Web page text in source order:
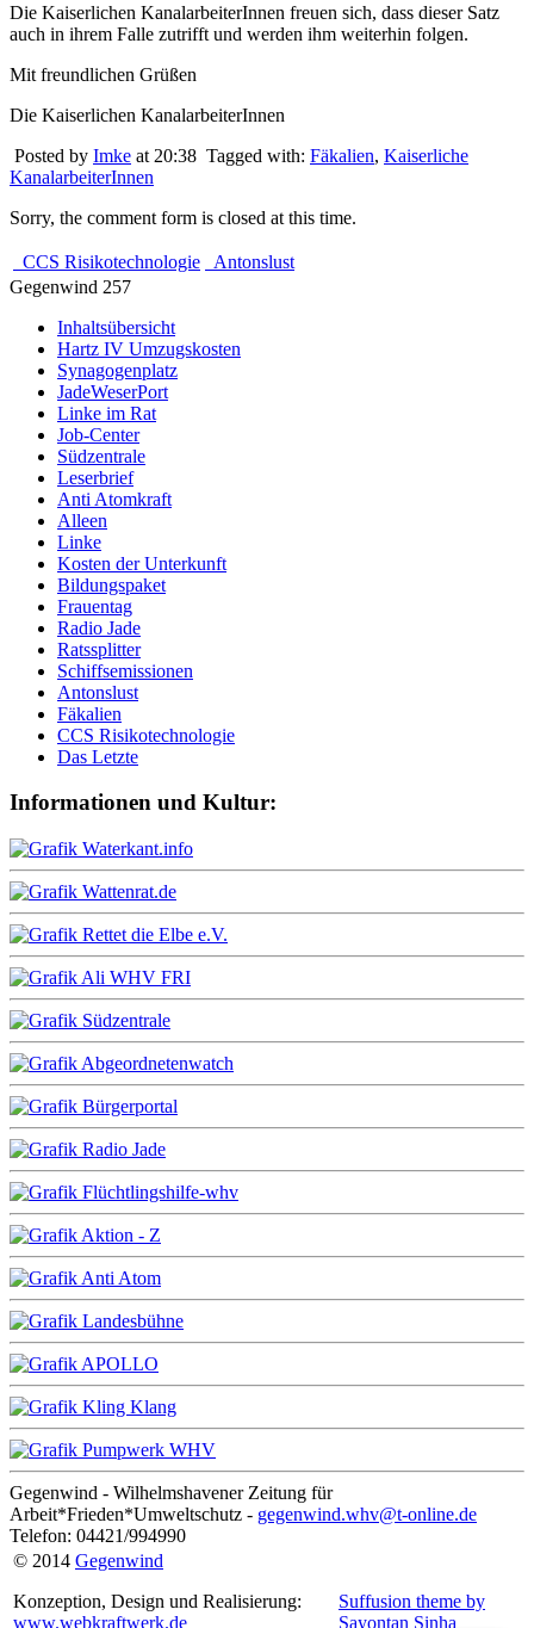
Die Kaiserlichen KanalarbeiterInnen freuen sich, dass dieser Satz
auch in ihrem Falle zutrifft und werden ihm weiterhin folgen.
Mit freundlichen Grüßen
Die Kaiserlichen KanalarbeiterInnen
Posted by Imke at 20:38 Tagged with: Fäkalien, Kaiserliche
KanalarbeiterInnen
Sorry, the comment form is closed at this time.
CCS Risikotechnologie
Antonslust
Gegenwind 257
Inhaltsübersicht
Hartz IV Umzugskosten
Synagogenplatz
JadeWeserPort
Linke im Rat
Job-Center
Südzentrale
Leserbrief
Anti Atomkraft
Alleen
Linke
Kosten der Unterkunft
Bildungspaket
Frauentag
Radio Jade
Ratssplitter
Schiffsemissionen
Antonslust
Fäkalien
CCS Risikotechnologie
Das Letzte
Informationen und Kultur:
Gegenwind - Wilhelmshavener Zeitung für
Arbeit*Frieden*Umweltschutz - gegenwind.whv@t-online.de
Telefon: 04421/994990
© 2014 Gegenwind
Konzeption, Design und Realisierung:
www.webkraftwerk.de
Suffusion theme by
Sayontan Sinha